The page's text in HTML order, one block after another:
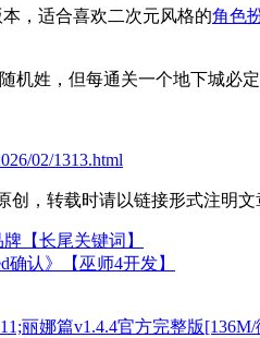
，适合喜欢二次元风格的角色
机姓，但每通关一个地下城必
02/1313.html
，转载时请以链接形式注明文
【长尾关键词】
确认》【巫师4开发】
丽娜篇v1.4.4官方完整版